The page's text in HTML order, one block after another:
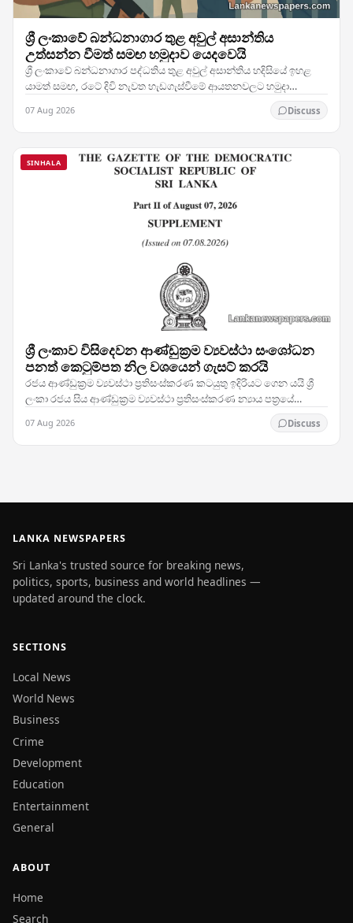
ශ්‍රී ලංකාවේ බන්ධනාගාර තුළ අවුල් අසාන්තිය
උත්සන්න වීමත් සමඟ හමුදාව යෙදවෙයි
ශ්‍රී ලංකාවේ බන්ධනාගාර පද්ධතිය තුළ අවුල් අසාන්තිය හදිසියේ ඉහළ
යාමත් සමඟ, රටේ දිවි නැවත හැඩගැස්වීමේ ආයතනවලට හමුදා
07 Aug 2026 Discuss
SINHALA
ශ්‍රී ලංකාව විසිදෙවන ආණ්ඩුක්‍රම ව්‍යවස්ථා සංශෝධන
පනත් කෙටුම්පත නිල වශයෙන් ගැසට් කරයි
රජය ආණ්ඩුක්‍රම ව්‍යවස්ථා ප්‍රතිසංස්කරණ කටයුතු ඉදිරියට ගෙන යයි ශ්‍රී
ලංකා රජය සිය ආණ්ඩුක්‍රම ව්‍යවස්ථා ප්‍රතිසංස්කරණ න්‍යාය පත්‍රයේ
07 Aug 2026 Discuss
LANKA NEWSPAPERS
Sri Lanka's trusted source for breaking news,
politics, sports, business and world headlines —
updated around the clock.
SECTIONS
Local News
World News
Business
Crime
Development
Education
Entertainment
General
ABOUT
Home
Search